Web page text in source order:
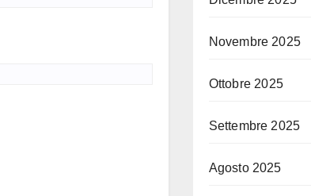
Novembre 2025
Ottobre 2025
Settembre 2025
Agosto 2025